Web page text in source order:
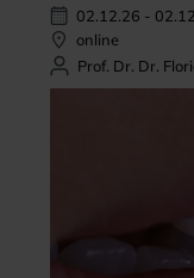
02.12.26 -
online
Prof. Dr. Dr.